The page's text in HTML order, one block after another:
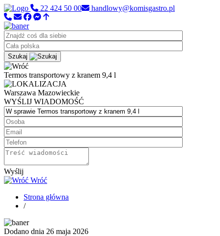
22 424 50 00 handlowy@komisgastro.pl
Szukaj
Termos transportowy z kranem 9,4 l
Warszawa Mazowieckie
WYŚLIJ WIADOMOŚĆ
Wyślij
Wróć
Strona główna
/
Dodano dnia 26 maja 2026